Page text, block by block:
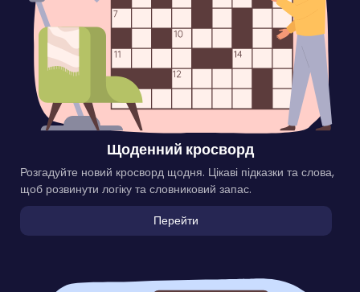
Щоденний кросворд
Розгадуйте новий кросворд щодня. Цікаві підказки та слова,
щоб розвинути логіку та словниковий запас.
Перейти